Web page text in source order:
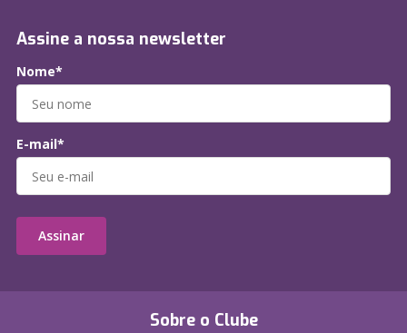
Sobre o Clube
Assine a nossa newsletter
Nome*
E-mail*
Assinar